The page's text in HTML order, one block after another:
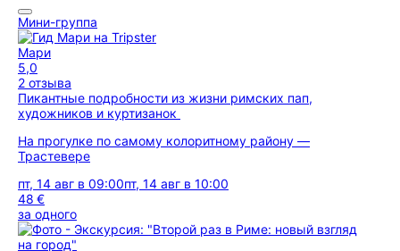
Мини-группа
Мари
5,0
2 отзыва
Пикантные подробности из жизни римских пап,
художников и куртизанок
На прогулке по самому колоритному району —
Трастевере
пт, 14 авг в 09:00пт, 14 авг в 10:00
48 €
за одного